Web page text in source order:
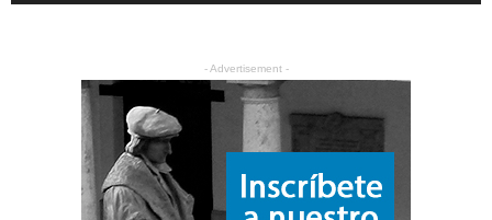
- Advertisement -